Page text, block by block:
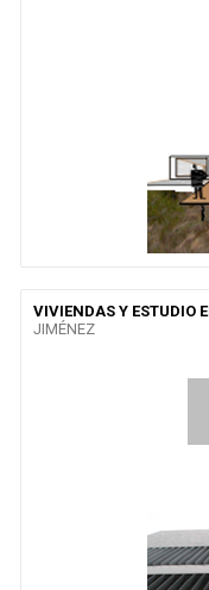
VIVIENDAS Y ESTUDIO
JIMÉNEZ